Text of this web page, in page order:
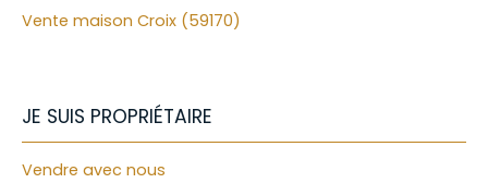
Vente maison Croix (59170)
JE SUIS PROPRIÉTAIRE
Vendre avec nous